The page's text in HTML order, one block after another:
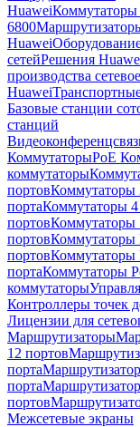
HuaweiКоммутаторы
6800
Huawei
сетейРешения
производства
Huawei
Базовые станции
станций
КоммутаторыPoE
коммутаторы
портовКоммутаторы
портаКоммутаторы 4
портовКоммутаторы
портовКоммутаторы
портовКоммутаторы
портаКоммутаторы
коммутаторы
Контроллеры точек
Лицензии для
Маршрутизаторы
12 портов
порта
порта
портов
Межсетевые экраны